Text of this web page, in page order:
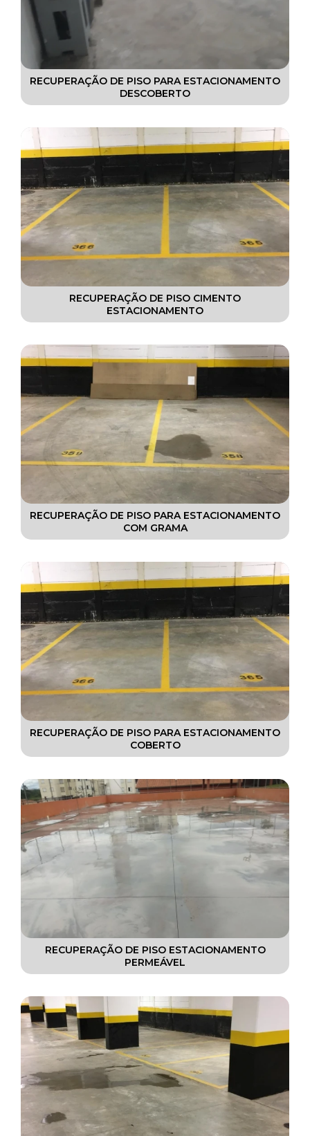
RECUPERAÇÃO DE PISO PARA ESTACIONAMENTO
DESCOBERTO
RECUPERAÇÃO DE PISO CIMENTO
ESTACIONAMENTO
RECUPERAÇÃO DE PISO PARA ESTACIONAMENTO
COM GRAMA
RECUPERAÇÃO DE PISO PARA ESTACIONAMENTO
COBERTO
RECUPERAÇÃO DE PISO ESTACIONAMENTO
PERMEÁVEL